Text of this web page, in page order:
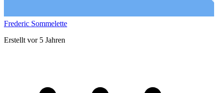
Frederic Sommelette
Erstellt vor 5 Jahren